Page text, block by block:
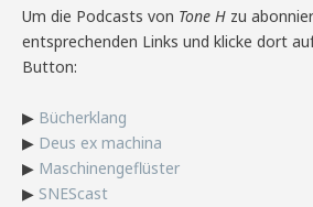
Um die Podcasts von Tone H zu
entsprechenden Links und klicke dort
Button:
▶ Bücherklang
▶ Deus ex machina
▶ Maschinengeflüster
▶ SNEScast